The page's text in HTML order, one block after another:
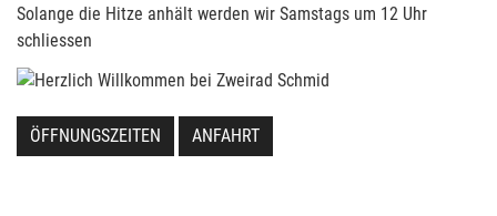
Solange die Hitze anhält werden wir Samstags um 12 Uhr
schliessen
ÖFFNUNGSZEITEN ANFAHRT